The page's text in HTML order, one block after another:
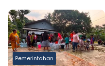
Putih Sambut HUT RI ke-81
Pemerintahan